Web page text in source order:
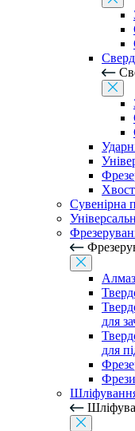
Сувенірна
для
для
Фрези